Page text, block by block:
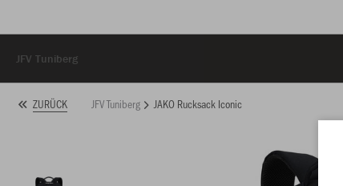
JFV Tuniberg
ZURÜCK JFV Tuniberg JAKO Rucksack Iconic